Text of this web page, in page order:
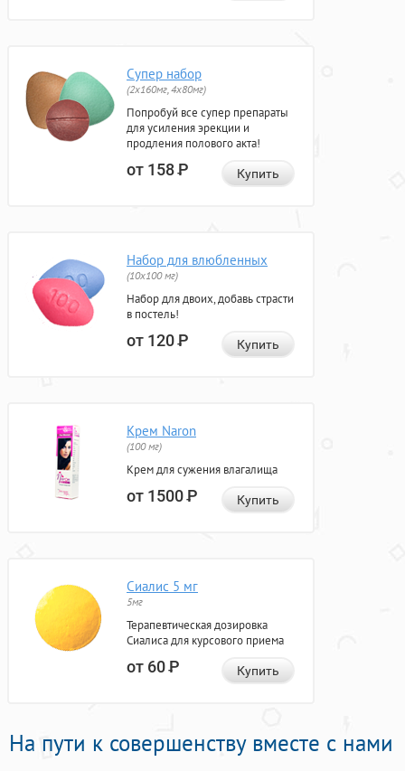
Супер набор
(2х160мг, 4х80мг)
Попробуй все супер препараты
для усиления эрекции и
продления полового акта!
от 158Р Купить
Набор для влюбленных
(10х100 мг)
Набор для двоих, добавь страсти
в постель!
от 120Р Купить
Крем Naron
(100 мг)
Крем для сужения влагалища
от 1500Р Купить
Сиалис 5 мг
5мг
Терапевтическая дозировка
Сиалиса для курсового приема
от 60Р Купить
На пути к совершенству вместе с нами